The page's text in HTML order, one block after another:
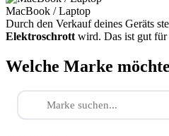
MacBook / Laptop
Durch den Verkauf deines Geräts
Elektroschrott wird. Das ist gut
Welche Marke